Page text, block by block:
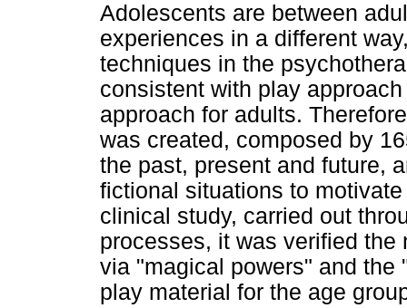
Adolescents are between
experiences in a different
techniques in the
consistent with play
approach for adults.
was created, composed by
the past, present and future,
fictional situations to
clinical study, carried out
processes, it was verified
via "magical powers" and the
play material for the age